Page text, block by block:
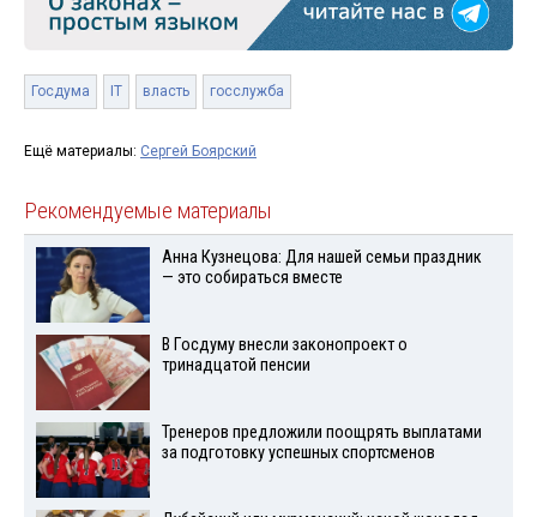
Госдума IT власть госслужба
Ещё материалы: Сергей Боярский
Рекомендуемые материалы
Анна Кузнецова: Для нашей семьи праздник
— это собираться вместе
В Госдуму внесли законопроект о
тринадцатой пенсии
Тренеров предложили поощрять выплатами
за подготовку успешных спортсменов